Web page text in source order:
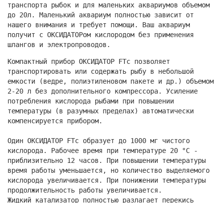
транспорта рыбок и для маленьких аквариумов объемом
до 20л. Маленький аквариум полностью зависит от
нашего внимания и требует помощи. Ваш аквариум
получит с ОКСИДАТОРом кислородом без применения
шлангов и электропроводов.
Компактный прибор ОКСИДАТОР FTc позволяет
транспортировать или содержать рыбу в небольшой
емкости (ведре, полиэтиленовом пакете и др.) объемом
2-20 л без дополнительного компрессора. Усиление
потребления кислорода рыбами при повышении
температуры (в разумных пределах) автоматически
компенсируется прибором.
Один ОКСИДАТОР FTc образует до 1000 мг чистого
кислорода. Рабочее время при температуре 20 °С -
приблизительно 12 часов. При повышении температуры
время работы уменьшается, но количество выделяемого
кислорода увеличивается. При понижении температуры
продолжительность работы увеличивается.
Жидкий катализатор полностью разлагает перекись